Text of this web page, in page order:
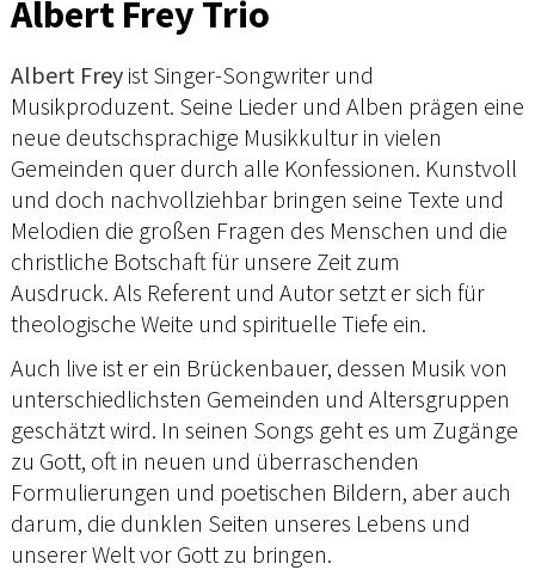
Albert Frey Trio
Albert Frey ist Singer-Songwriter und
Musikproduzent. Seine Lieder und Alben prägen eine
neue deutschsprachige Musikkultur in vielen
Gemeinden quer durch alle Konfessionen. Kunstvoll
und doch nachvollziehbar bringen seine Texte und
Melodien die großen Fragen des Menschen und die
christliche Botschaft für unsere Zeit zum
Ausdruck. Als Referent und Autor setzt er sich für
theologische Weite und spirituelle Tiefe ein.
Auch live ist er ein Brückenbauer, dessen Musik von
unterschiedlichsten Gemeinden und Altersgruppen
geschätzt wird. In seinen Songs geht es um Zugänge
zu Gott, oft in neuen und überraschenden
Formulierungen und poetischen Bildern, aber auch
darum, die dunklen Seiten unseres Lebens und
unserer Welt vor Gott zu bringen.